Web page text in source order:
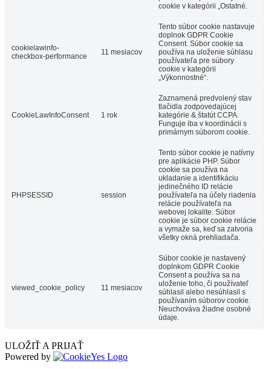
cookie v kategórii „Ostatné.
cookielawinfo-
checkbox-performance
11 mesiacov
Tento súbor cookie nastavuje
doplnok GDPR Cookie
Consent. Súbor cookie sa
používa na uloženie súhlasu
používateľa pre súbory
cookie v kategórii
„Výkonnostné“.
CookieLawInfoConsent 1 rok
Zaznamená predvolený stav
tlačidla zodpovedajúcej
kategórie & štatút CCPA.
Funguje iba v koordinácii s
primárnym súborom cookie.
PHPSESSID session
Tento súbor cookie je natívny
pre aplikácie PHP. Súbor
cookie sa používa na
ukladanie a identifikáciu
jedinečného ID relácie
používateľa na účely riadenia
relácie používateľa na
webovej lokalite. Súbor
cookie je súbor cookie relácie
a vymaže sa, keď sa zatvoria
všetky okná prehliadača.
viewed_cookie_policy 11 mesiacov
Súbor cookie je nastavený
doplnkom GDPR Cookie
Consent a používa sa na
uloženie toho, či používateľ
súhlasil alebo nesúhlasil s
používaním súborov cookie.
Neuchováva žiadne osobné
údaje.
ULOŽIŤ A PRIJAŤ
Powered by